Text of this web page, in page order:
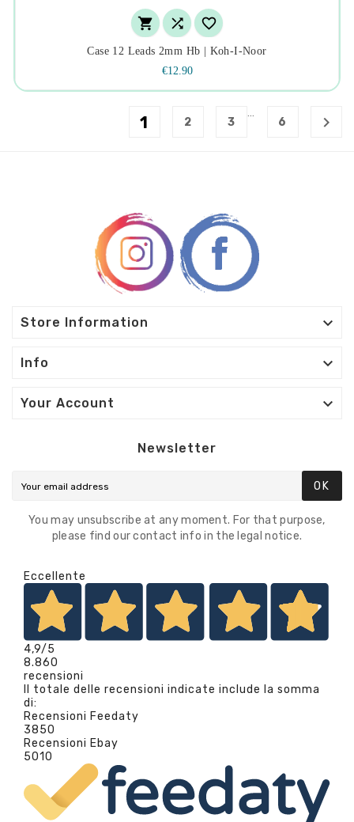
  
Case 12 Leads 2mm Hb | Koh-I-Noor
€12.90
1 2 3
…
6 
Store Information 
Info 
Your Account 
Newsletter
OK
You may unsubscribe at any moment. For that purpose,
please find our contact info in the legal notice.
Eccellente
4,9/5
8.860
recensioni
Il totale delle recensioni indicate include la somma
di:
Recensioni Feedaty
3850
Recensioni Ebay
5010